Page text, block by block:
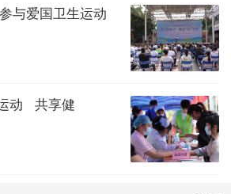
与爱国卫生运动
动 共享健